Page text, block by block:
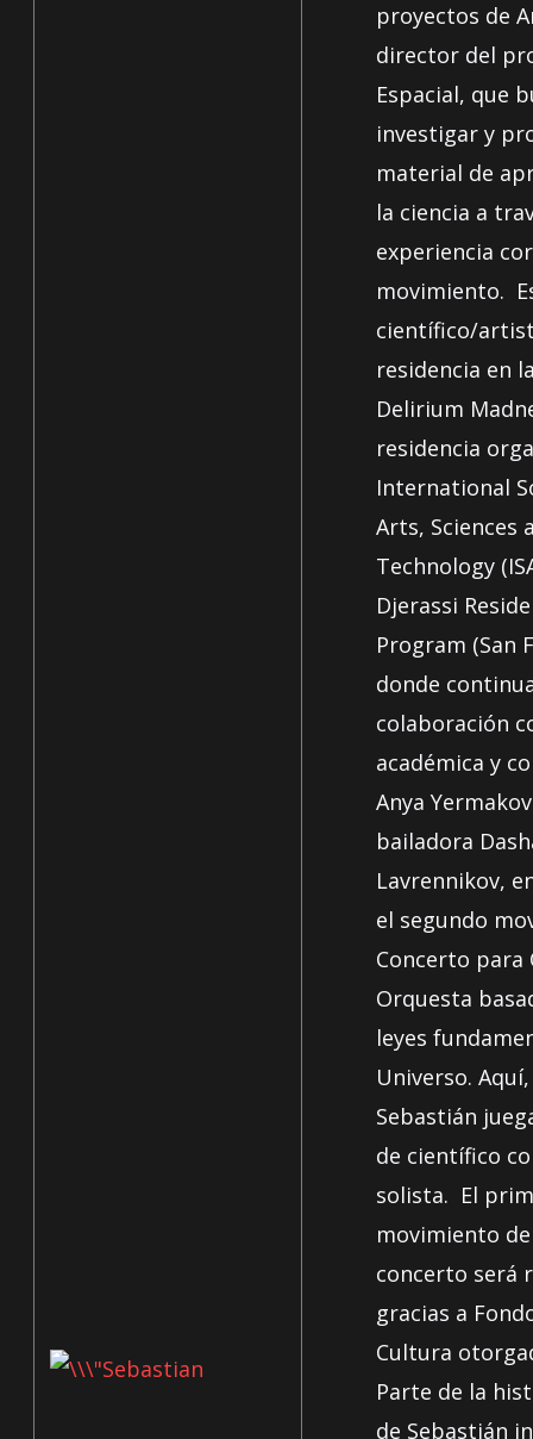
proyectos de
director del
Espacial, que
investigar y
material de
la ciencia a
experiencia
movimiento.
científico/
residencia en
Delirium
residencia
International
Arts, Sciences
Technology
Djerassi
Program (San
donde
colaboración
académica y
Anya
bailadora
Lavrennikov,
el segundo
Concerto para
Orquesta
leyes
Universo. Aquí,
Sebastián
de científico
solista. El
movimiento
concerto será
gracias a
Cultura
Parte de la
de Sebastián